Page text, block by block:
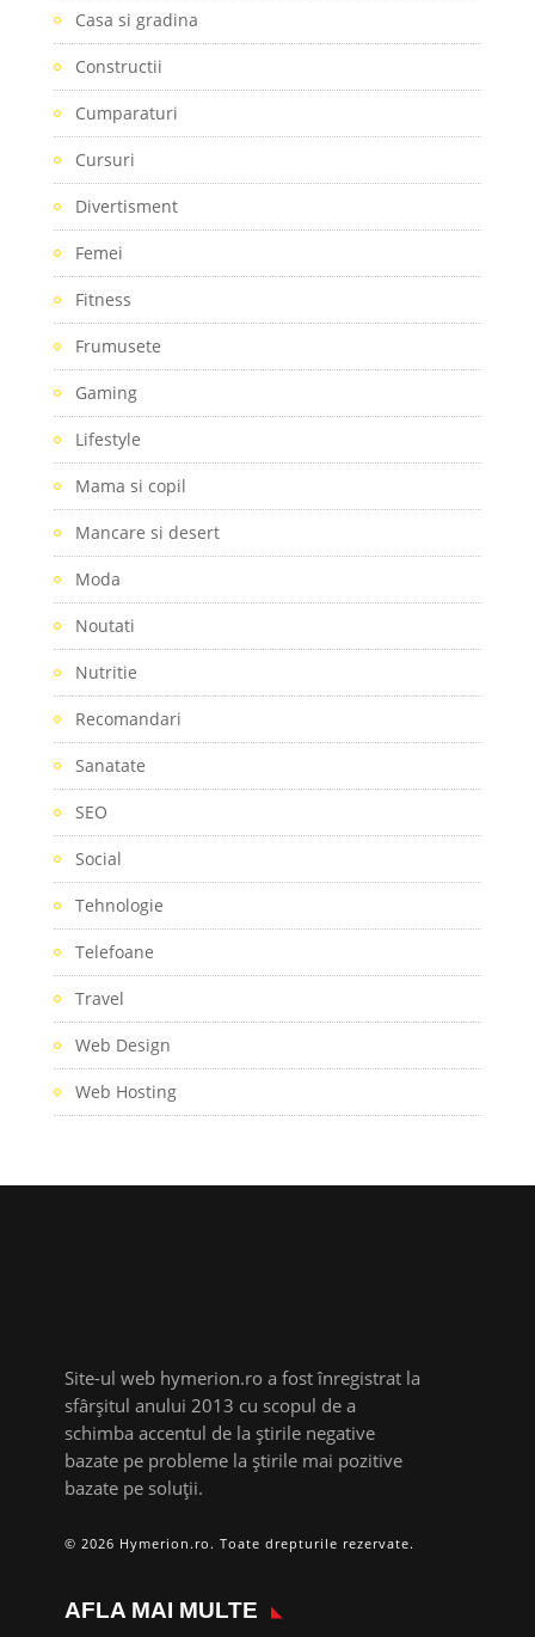
Casa si gradina
Constructii
Cumparaturi
Cursuri
Divertisment
Femei
Fitness
Frumusete
Gaming
Lifestyle
Mama si copil
Mancare si desert
Moda
Noutati
Nutritie
Recomandari
Sanatate
SEO
Social
Tehnologie
Telefoane
Travel
Web Design
Web Hosting
Site-ul web hymerion.ro a fost înregistrat la
sfârșitul anului 2013 cu scopul de a
schimba accentul de la știrile negative
bazate pe probleme la știrile mai pozitive
bazate pe soluții.
© 2026 Hymerion.ro. Toate drepturile rezervate.
AFLA MAI MULTE